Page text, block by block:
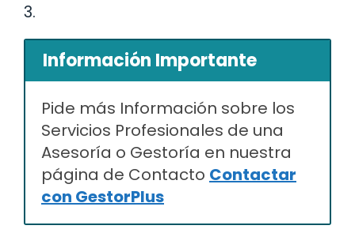
3.
Información Importante
Pide más Información sobre los
Servicios Profesionales de una
Asesoría o Gestoría en nuestra
página de Contacto Contactar
con GestorPlus